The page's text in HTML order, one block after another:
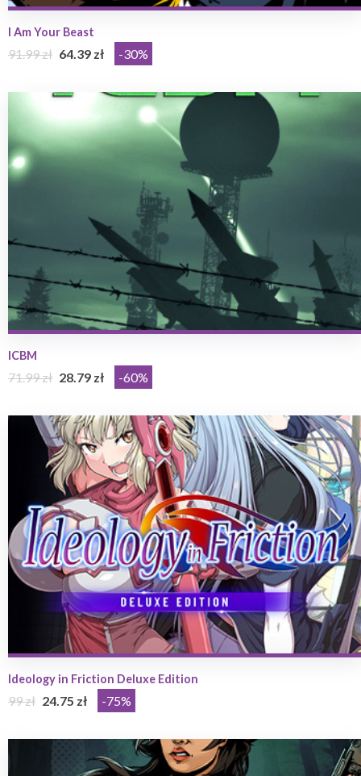
I Am Your Beast
91.99 zł 64.39 zł -30%
ICBM
71.99 zł 28.79 zł -60%
Ideology in Friction Deluxe Edition
99 zł 24.75 zł -75%